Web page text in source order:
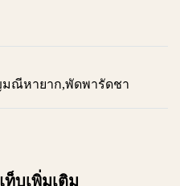
ณีหายาก,พัดพารัดชา
ท็บเพิ่มเติม